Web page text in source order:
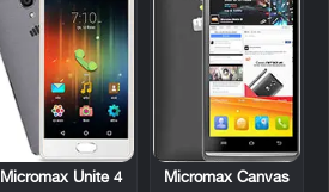
Micromax Canvas
Micromax Unite 4